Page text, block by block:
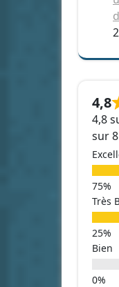
4,8
4,8
sur
Très
Bien